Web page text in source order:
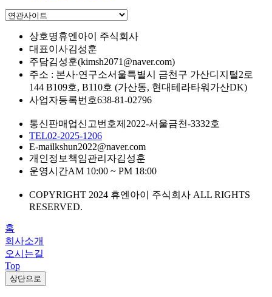
상호명휴엔아이 주식회사
대표이사김성훈
주담김성훈(kimsh2071@naver.com)
주소 : 본사·연구소서울특별시 금천구 가산디지털2로
144 B109호, B110호 (가산동, 현대테라타워가산DK)
사업자등록번호638-81-02796
통신판매업신고번호제2022-서울금천-3332호
TEL02-2025-1206
E-mailkshun2022@naver.com
개인정보책임관리자김성훈
운영시간AM 10:00 ~ PM 18:00
COPYRIGHT 2024 휴엔아이 주식회사 ALL RIGHTS
RESERVED.
홈
회사소개
오시는길
Top
상단으로